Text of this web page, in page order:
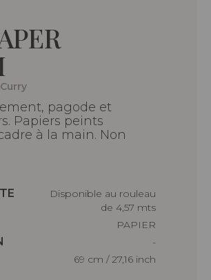
pagode et
Papiers peints
à la main. Non
Disponible au rouleau
de 4,57 mts
PAPIER
-
69 cm / 27,16 inch